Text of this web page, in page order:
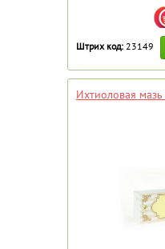
Штрих код: 23149
Ихтиоловая